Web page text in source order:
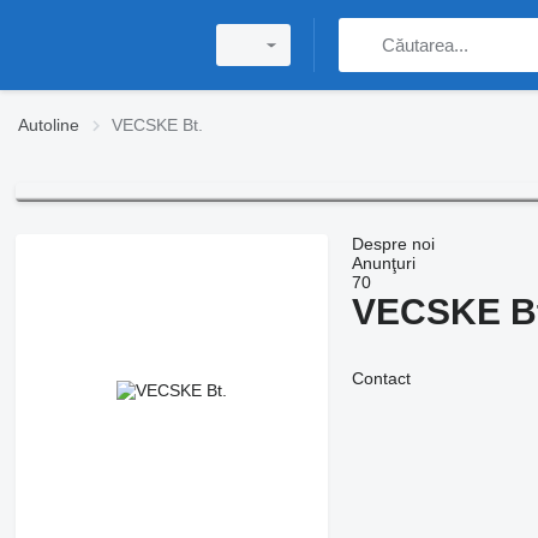
Autoline VECSKE Bt.
Despre noi
Anunţuri
70
VECSKE
Contact